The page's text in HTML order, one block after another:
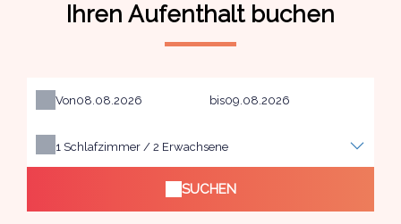
Ihren Aufenthalt buchen
Von bis
1 Schlafzimmer / 2 Erwachsene
SUCHEN